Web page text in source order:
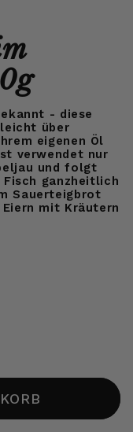
- diese
über
eigenen Öl
verwendet nur
und folgt
ganzheitlich
Sauerteigbrot
mit Kräutern